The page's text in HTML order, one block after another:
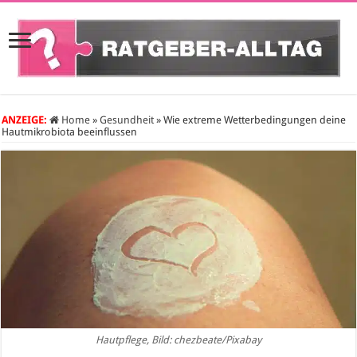
ANZEIGE: Home » Gesundheit » Wie extreme Wetterbedingungen deine
Hautmikrobiota beeinflussen
Hautpflege, Bild: chezbeate/Pixabay